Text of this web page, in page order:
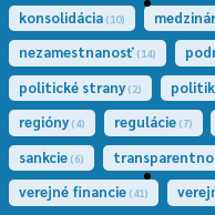
konsolidácia(10)
nezamestnanosť(14)
politické strany(2)
regióny(4) regulácie(7)
sankcie(6)
verejné financie(41)